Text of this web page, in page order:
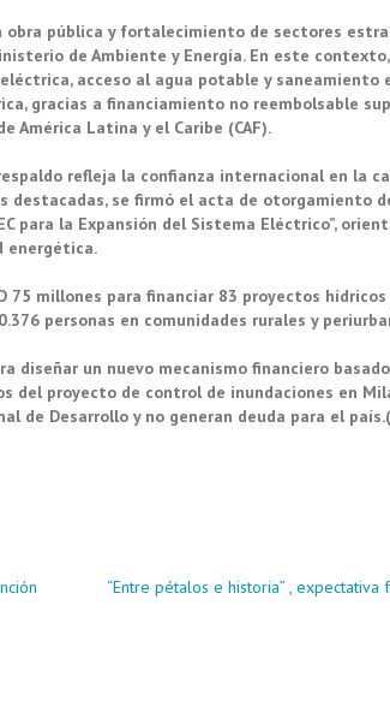
obra pública y fortalecimiento de sectores
de Ambiente y Energía. En este
acceso al agua potable y saneamiento
gracias a financiamiento no reembolsable
América Latina y el Caribe (CAF).
refleja la confianza internacional en la
destacadas, se firmó el acta de otorgamiento
para la Expansión del Sistema Eléctrico”,
energética.
75 millones para financiar 83 proyectos hídricos
personas en comunidades rurales y
diseñar un nuevo mecanismo financiero
del proyecto de control de inundaciones en
de Desarrollo y no generan deuda para el
“Entre pétalos e historia” , expectativa